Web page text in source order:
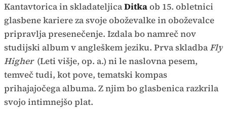
Kantavtorica in skladateljicaDitkaob 15. obletnici
glasbene kariere za svoje oboževalke in oboževalce
pripravlja presenečenje. Izdala bo namreč nov
studijski album v angleškem jeziku. Prva skladbaFly
Higher (Leti višje, op. a.) ni le naslovna pesem,
temveč tudi, kot pove, tematski kompas
prihajajočega albuma. Z njim bo glasbenica razkrila
svojo intimnejšo plat.